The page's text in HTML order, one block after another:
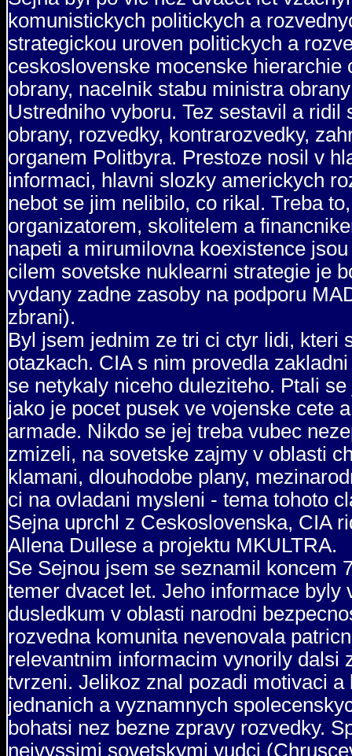
komunistickych politickych a
strategickou uroven politickych a
ceskoslovenske mocenske
obrany, nacelnik stabu ministra
Ustredniho vyboru. Tez sestavil a
obrany, rozvedky, kontrarozvedky,
organem Politbyra. Prestoze nosil v
informaci, hlavni slozky americkych
nebot se jim nelibilo, co rikal. Treba
organizatorem, skolitelem a
napeti a mirumilovna koexistence
cilem sovetske nuklearni strategie je
vydany zadne zasoby na podporu
zbrani).
Byl jsem jednim ze tri ci ctyr lidi, kteri
otazkach. CIA s nim provedla
se netykaly niceho duleziteho. Ptali
jako je pocet pusek ve vojenske cete
armade. Nikdo se jej treba vubec
zmizeli, na sovetske zajmy v oblasti
klamani, dlouhodobe plany,
ci na ovladani mysleni - tema tohoto
Sejna uprchl z Ceskoslovenska, CIA
Allena Dullese a projektu MKULTRA.
Se Sejnou jsem se seznamil koncem
temer dvacet let. Jeho informace
dusledkum v oblasti narodni
rozvedna komunita nevenovala
relevantnim informacim vynorily dalsi
tvrzeni. Jelikoz znal pozadi motivaci
jednanich a vyznamnych
bohatsi nez bezne zpravy rozvedky.
nejvyssimi sovetskymi vudci